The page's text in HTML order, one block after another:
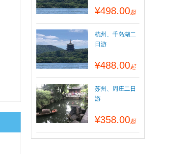
¥498.00起
杭州、千岛湖二
日游
¥488.00起
苏州、周庄二日
游
¥358.00起